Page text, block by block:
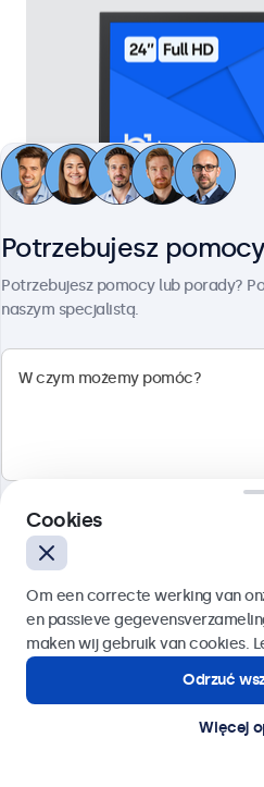
Monitor 24" Metalowy
Kod produktu:24HD7M
2 299,00 zł
2 827,77 zł z VAT
Szczegóły
Potrzebujesz
Potrzebujesz pomocy lub porady?
naszym specjalistą.
Wyślij
Lub zadzwoń pod
Potrzebujesz pomocy?
Kontakt ze specjalistą.
Cookies
Om een correcte werking van
en passieve
maken wij gebruik van cookies.
Odrzuć
Więcej